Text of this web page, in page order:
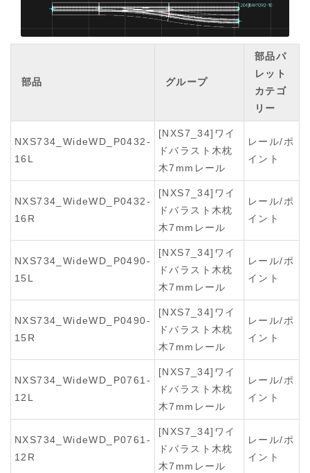
部品 グループ
部品パ
レット
カテゴ
リー
NXS734_WideWD_P0432-
16L
[NXS7_34]ワイ
ドバラスト木枕
木7mmレール
レール/ポ
イント
NXS734_WideWD_P0432-
16R
[NXS7_34]ワイ
ドバラスト木枕
木7mmレール
レール/ポ
イント
NXS734_WideWD_P0490-
15L
[NXS7_34]ワイ
ドバラスト木枕
木7mmレール
レール/ポ
イント
NXS734_WideWD_P0490-
15R
[NXS7_34]ワイ
ドバラスト木枕
木7mmレール
レール/ポ
イント
NXS734_WideWD_P0761-
12L
[NXS7_34]ワイ
ドバラスト木枕
木7mmレール
レール/ポ
イント
NXS734_WideWD_P0761-
12R
[NXS7_34]ワイ
ドバラスト木枕
木7mmレール
レール/ポ
イント